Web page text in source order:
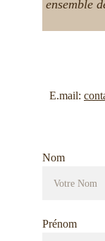
ensemble
E.mail:
Nom
Prénom